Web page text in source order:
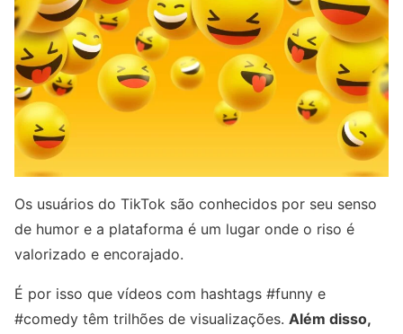
Os usuários do TikTok são conhecidos por seu senso
de humor e a plataforma é um lugar onde o riso é
valorizado e encorajado.
É por isso que vídeos com hashtags #funny e
#comedy têm trilhões de visualizações. Além disso,